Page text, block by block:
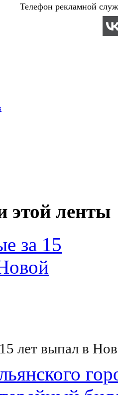
Телефон рекламной
этой ленты
лет выпал в